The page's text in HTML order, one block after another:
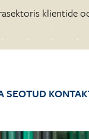
klientide
SEOTUD